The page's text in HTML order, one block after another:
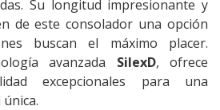
Su longitud impresionante y
de este consolador una opción
buscan el máximo placer.
avanzada SilexD, ofrece
excepcionales para una